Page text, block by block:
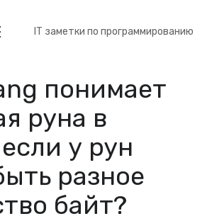
IT заметки по программированию
понимает
руна в
у рун
разное
байт?